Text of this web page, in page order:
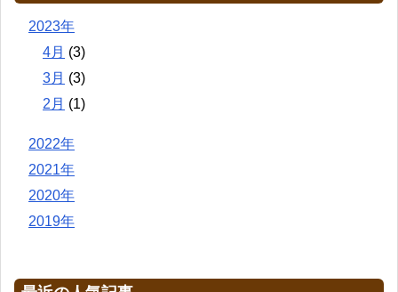
2023年
4月 (3)
3月 (3)
2月 (1)
2022年
2021年
2020年
2019年